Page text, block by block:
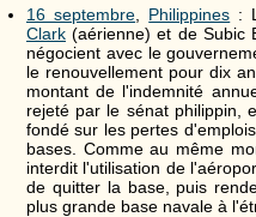
16 septembre
Philippines :
Clark (aérienne) et de Subic
négocient avec le
le renouvellement pour dix
montant de l'indemnité
rejeté par le sénat philippin,
fondé sur les pertes
bases. Comme au même
interdit l'utilisation de
de quitter la base, puis
plus grande base navale à